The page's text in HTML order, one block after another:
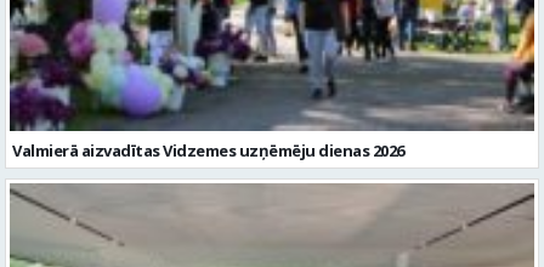
Valmierā aizvadītas Vidzemes uzņēmēju dienas 2026